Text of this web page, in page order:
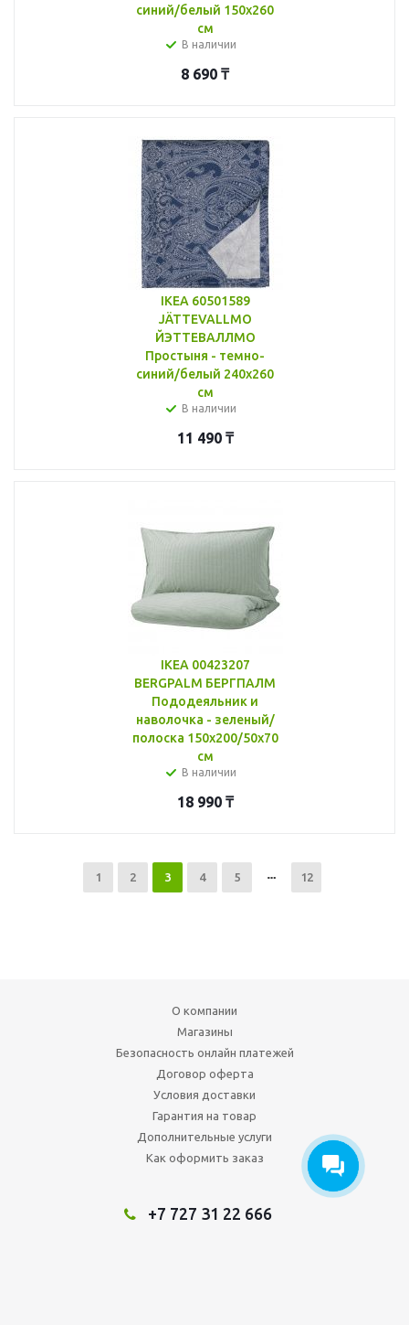
синий/белый 150x260
см
В наличии
8 690 ₸
IKEA 60501589
JÄTTEVALLMO
ЙЭТТЕВАЛЛМО
Простыня - темно-
синий/белый 240x260
см
В наличии
11 490₸
IKEA 00423207
BERGPALM БЕРГПАЛМ
Пододеяльник и
наволочка - зеленый/
полоска 150x200/50x70
см
В наличии
18 990₸
1 2 3 4 5 12
О компании
Магазины
Безопасность онлайн платежей
Договор оферта
Условия доставки
Гарантия на товар
Дополнительные услуги
Как оформить заказ
+7 727 31 22 666